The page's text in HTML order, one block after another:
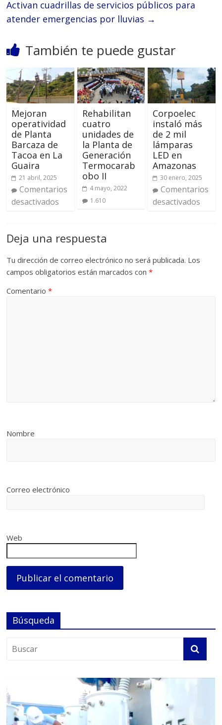
Activan cuadrillas de servicios públicos para
atender emergencias por lluvias →
También te puede gustar
Mejoran
operatividad
de Planta
Barcaza de
Tacoa en La
Guaira
21 abril, 2025
Comentarios
desactivados
Rehabilitan
cuatro
unidades de
la Planta de
Generación
Termocarab
obo II
4 mayo, 2022
1.610
Corpoelec
instaló más
de 2 mil
lámparas
LED en
Amazonas
30 enero, 2025
Comentarios
desactivados
Deja una respuesta
Tu dirección de correo electrónico no será publicada. Los
campos obligatorios están marcados con*
Comentario*
Nombre
Correo electrónico
Web
Búsqueda